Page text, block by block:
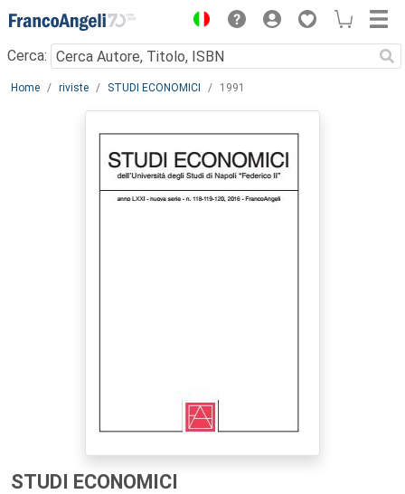
Menu
Cerca:
Main content
Home riviste STUDI ECONOMICI 1991
STUDI ECONOMICI